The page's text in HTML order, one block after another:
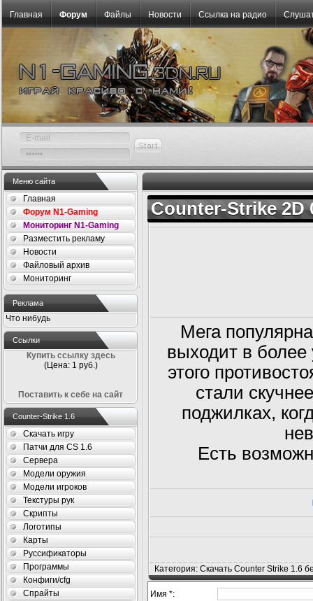
Главная Форум Файлы Новости Ссылка на радио
Меню сайта
Главная
Форум N1-Gaming
Мониторинг N1-Gaming
Разместить рекламу
Новости
Файловый архив
Мониторинг
Реклама
Что нибудь
Ссылки
Купить ссылку здесь
(Цена: 1 руб.)
Поставить к себе на сайт
Counter-Strike 1.6
Скачать игру
Патчи для CS 1.6
Сервера
Модели оружия
Модели игроков
Текстуры рук
Скрипты
Логотипы
Карты
Руссификаторы
Программы
Конфиги/cfg
Спрайты
Counter-Strike 2D
Мега
выходит в
этого
стали
поджилках,
Есть
Категория: Скачать Counter Strike 1.6
Имя *: